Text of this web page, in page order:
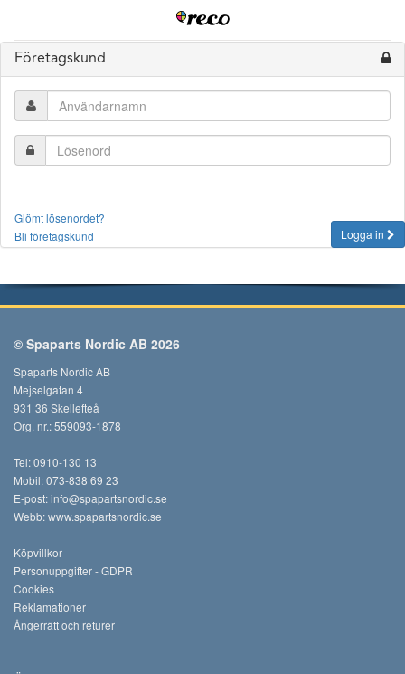
Företagskund
Glömt lösenordet?
Bli företagskund
Logga in
© Spaparts Nordic AB 2026
Spaparts Nordic AB
Mejselgatan 4
931 36 Skellefteå
Org. nr.: 559093-1878
Tel: 0910-130 13
Mobil: 073-838 69 23
E-post:info@spapartsnordic.se
Webb:www.spapartsnordic.se
Köpvillkor
Personuppgifter - GDPR
Cookies
Reklamationer
Ångerrätt och returer